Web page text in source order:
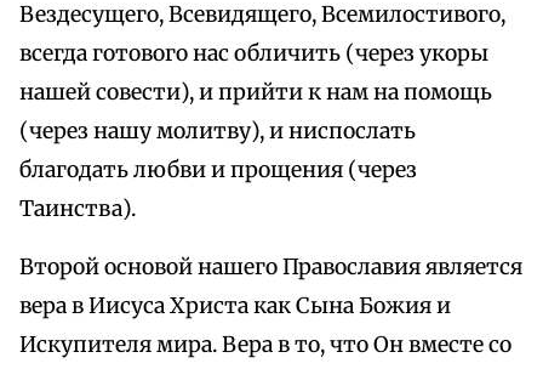
Вездесущего, Всевидящего, Всемилостивого,
всегда готового нас обличить (через укоры
нашей совести), и прийти к нам на помощь
(через нашу молитву), и ниспослать
благодать любви и прощения (через
Таинства).
Второй основой нашего Православия является
вера в Иисуса Христа как Сына Божия и
Искупителя мира. Вера в то, что Он вместе со